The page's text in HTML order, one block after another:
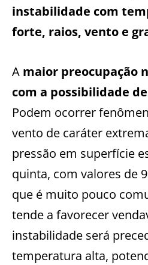
instabilidade com
forte, raios, vento e
A maior preocupação
com a possibilidade
Podem ocorrer
vento de caráter
pressão em superfície
quinta, com valores de
que é muito pouco
tende a favorecer
instabilidade será
temperatura alta,